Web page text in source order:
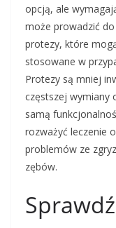
opcją, ale
może prowadzić do
protezy, które
stosowane w
Protezy są mniej
częstszej wymiany
samą
rozważyć leczenie
problemów ze
zębów.